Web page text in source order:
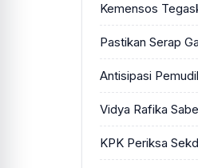
Kemensos
Pastikan Serap
Antisipasi
Vidya Rafika
KPK Periksa